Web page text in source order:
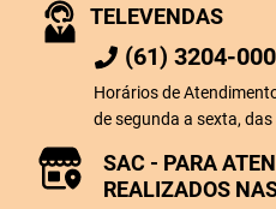
TELEVENDAS
(61) 3204-
Horários de
de segunda a sexta,
SAC - PARA
REALIZADOS